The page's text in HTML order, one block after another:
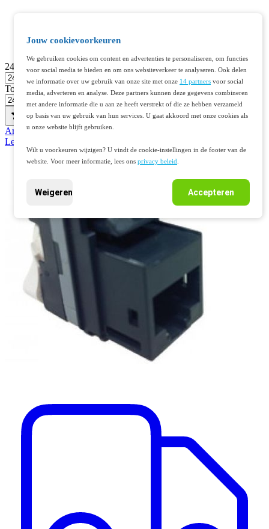
Jouw cookievoorkeuren
We gebruiken cookies om content en advertenties te personaliseren, om functies
voor social media te bieden en om ons websiteverkeer te analyseren. Ook delen
we informatie over uw gebruik van onze site met onze 14 partners voor social
media, adverteren en analyse. Deze partners kunnen deze gegevens combineren
met andere informatie die u aan ze heeft verstrekt of die ze hebben verzameld
op basis van uw gebruik van hun services. U gaat akkoord met onze cookies als
u onze website blijft gebruiken.
Wilt u voorkeuren wijzigen? U vindt de cookie-instellingen in de footer van de
website. Voor meer informatie, lees ons privacy beleid
Weigeren Accepteren
24
Toon
Artikelnr. 401234882
Legrand LCS2 Cat5e UTP keystone (76587)